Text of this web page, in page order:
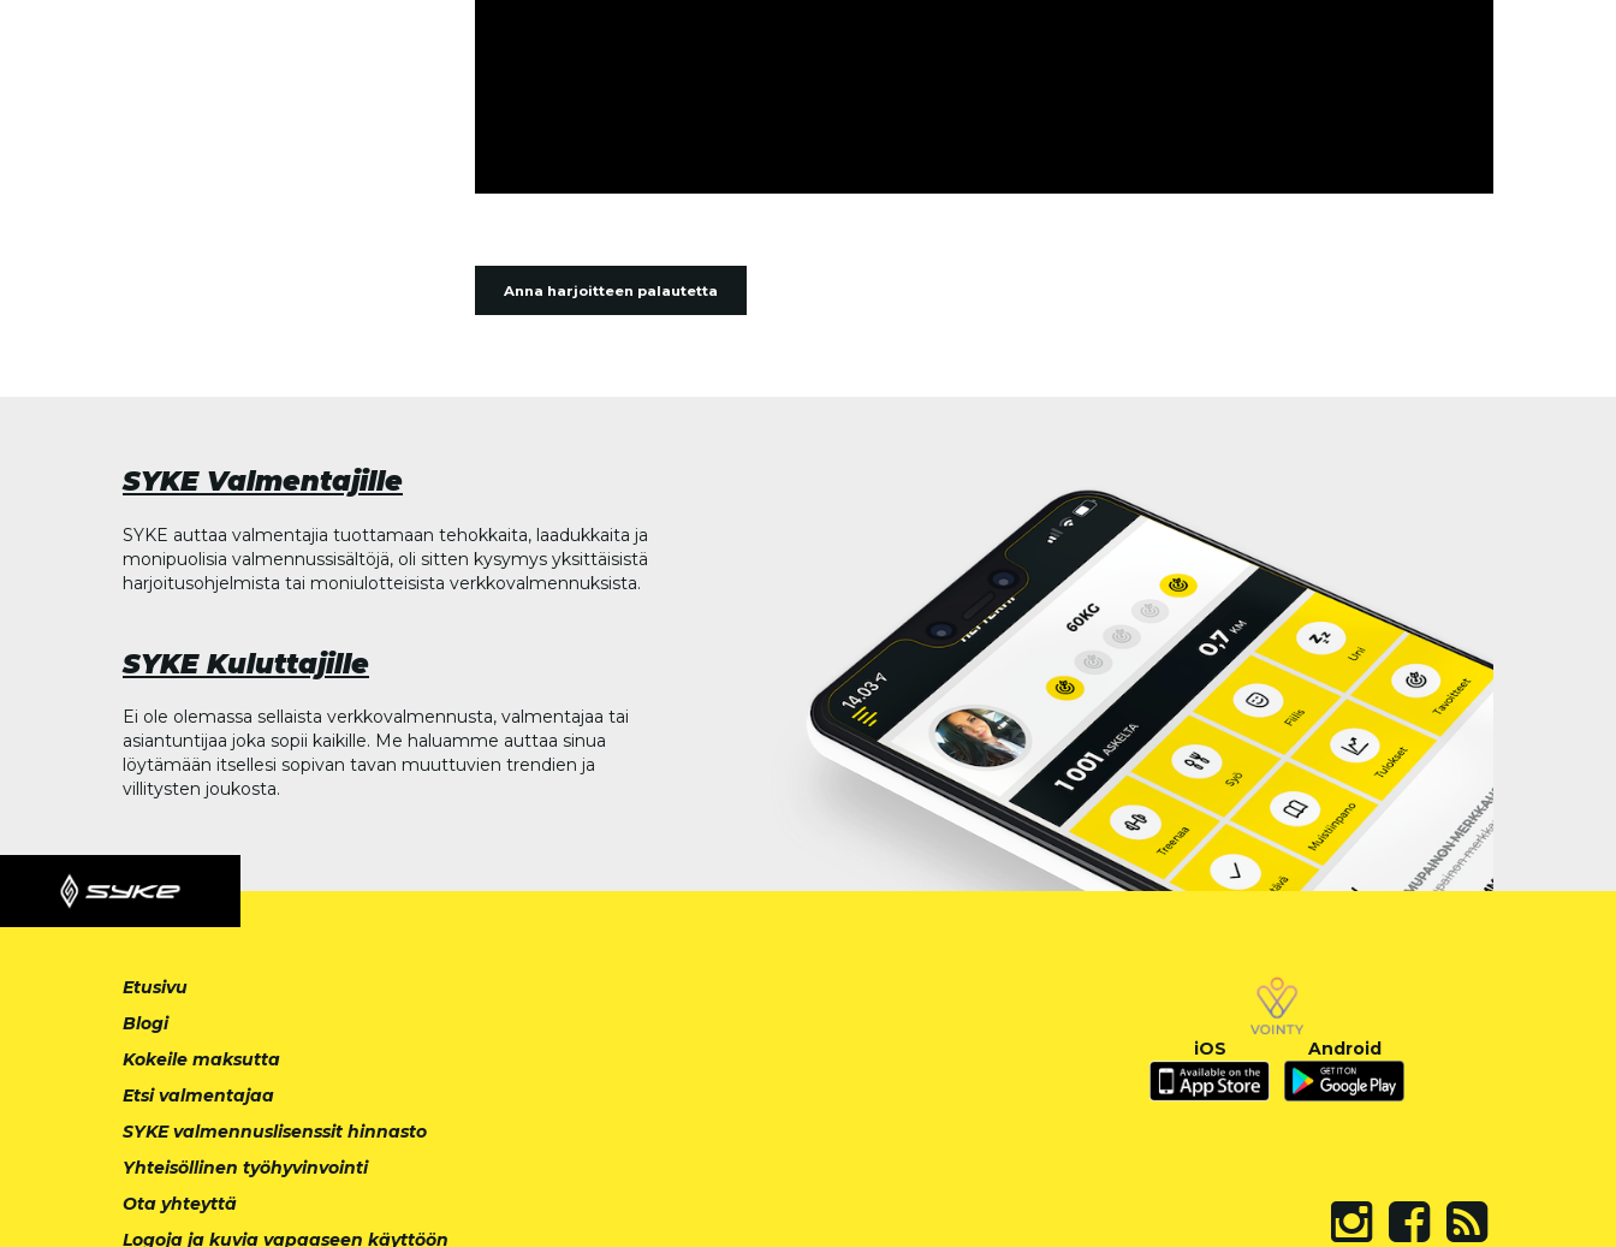
Anna harjoitteen palautetta
SYKE Valmentajille
SYKE auttaa valmentajia tuottamaan tehokkaita, laadukkaita ja
monipuolisia valmennussisältöjä, oli sitten kysymys yksittäisistä
harjoitusohjelmista tai moniulotteisista verkkovalmennuksista.
SYKE Kuluttajille
Ei ole olemassa sellaista verkkovalmennusta, valmentajaa tai
asiantuntijaa joka sopii kaikille. Me haluamme auttaa sinua
löytämään itsellesi sopivan tavan muuttuvien trendien ja
villitysten joukosta.
Etusivu
Blogi
Kokeile maksutta
Etsi valmentajaa
SYKE valmennuslisenssit hinnasto
Yhteisöllinen työhyvinvointi
Ota yhteyttä
Logoja ja kuvia vapaaseen käyttöön
iOS Android